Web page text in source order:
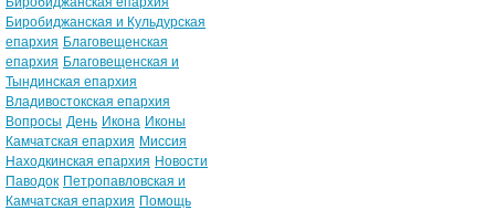
Биробиджанская и Кульдурская
епархия Благовещенская
епархия Благовещенская и
Тындинская епархия
Владивостокская епархия
Вопросы День Икона Иконы
Камчатская епархия Миссия
Находкинская епархия Новости
Паводок Петропавловская и
Камчатская епархия Помощь